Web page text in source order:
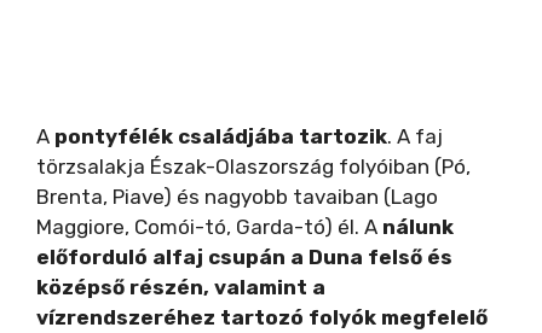
A pontyfélék családjába tartozik. A faj
törzsalakja Észak-Olaszország folyóiban (Pó,
Brenta, Piave) és nagyobb tavaiban (Lago
Maggiore, Comói-tó, Garda-tó) él. A nálunk
előforduló alfaj csupán a Duna felső és
középső részén, valamint a
vízrendszeréhez tartozó folyók megfelelő